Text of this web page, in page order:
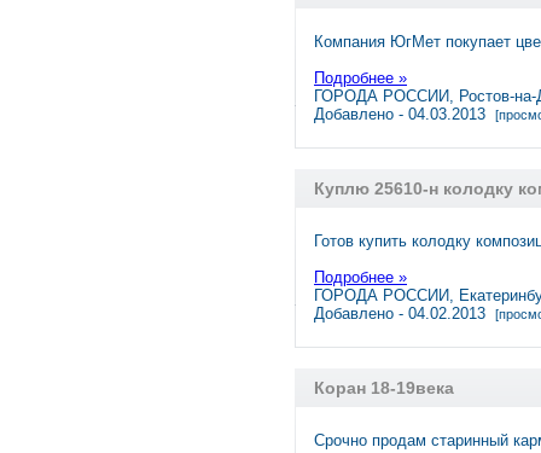
Компания ЮгМет покупает
Подробнее »
ГОРОДА РОССИИ, Ростов-на-
Добавлено - 04.03.2013
Куплю 25610-н колодку
Готов купить колодку
Подробнее »
ГОРОДА РОССИИ,
Добавлено - 04.02.2013
Коран 18-19века
Срочно продам старинный